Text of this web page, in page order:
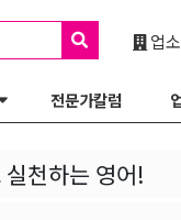
업
전문가칼럼
천하는 영어!